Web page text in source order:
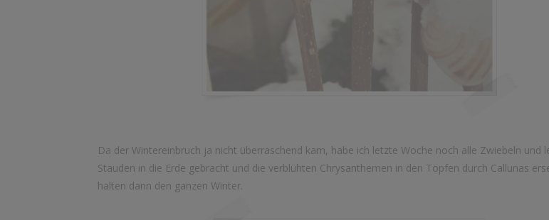
Da der Wintereinbruch ja nicht überraschend kam, habe ich letzte Woche noch alle Zwiebeln und
Stauden in die Erde gebracht und die verblühten Chrysanthemen in den Töpfen durch Callunas
halten dann den ganzen Winter.